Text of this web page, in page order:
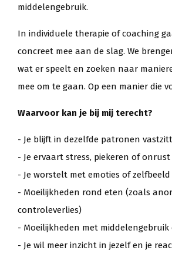
middelengebruik.
In individuele therapie of coaching
concreet mee aan de slag. We
wat er speelt en zoeken naar
mee om te gaan. Op een manier die
Waarvoor kan je bij mij terecht?
- Je blijft in dezelfde patronen
- Je ervaart stress, piekeren of onrust
- Je worstelt met emoties of zelfbeeld
- Moeilijkheden rond eten (zoals
controleverlies)
- Moeilijkheden met middelengebruik
- Je wil meer inzicht in jezelf en je